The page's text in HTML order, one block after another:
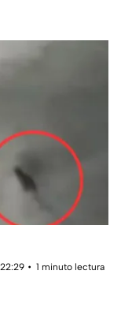
1 minuto lectura